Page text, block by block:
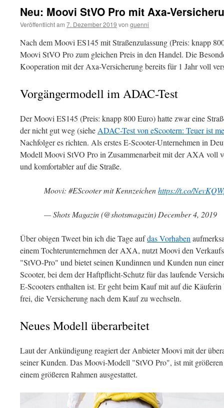
Neu: Moovi StVO Pro mit Axa-
Veröffentlicht am 7. Dezember 2019 von guenni
Nach dem Moovi ES145 mit Straßenzulassung (Preis: knapp
Moovi StVO Pro zum gleichen Preis in den Handel. Die
Kooperation mit der Axa-Versicherung bereits für 1 Jahr voll
Vorgängermodell im ADAC-Test
Der Moovi ES145 (Preis: knapp 800 Euro) hatte zwar eine
der nicht gut weg (siehe ADAC-Test von eScootern: Teuer ist
Nachfolger es richten. Als erstes E-Scooter-Unternehmen in
Modell Moovi StVO Pro in Zusammenarbeit mit der AXA voll
und komfortabler auf die Straße.
Moovi: #EScooter mit Kennzeichenhttps://t.co/
— Shots Magazin (@shotsmagazin) December 4, 2019
Über obigen Tweet bin ich die Tage aufdas Vorhaben
einem Tochterunternehmen der AXA, nutzt Moovi den
"StVO-Pro" und bietet seinen Kundinnen und Kunden nun
Scooter, bei dem der Haftpflicht-Schutz für das laufende
E-Scooters enthalten ist. Er geht beim Kauf mit auf die Käuferin
frei, die Versicherung nach dem Kauf zu wechseln.
Neues Modell überarbeitet
Laut der Ankündigung reagiert der Anbieter Moovi mit der
seiner Kunden. Das Moovi-Modell "StVO Pro", ist mit
einem größeren Rahmen ausgestattet.